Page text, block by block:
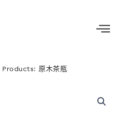
Products: 原木茶瓶